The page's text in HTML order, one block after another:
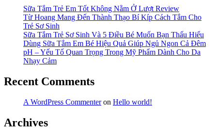
Sữa Tắm Trẻ Em Tốt Không Nằm Ở Lượt Review
Từ Hoang Mang Đến Thành Thạo Bí Kíp Cách Tắm Cho
Trẻ Sơ Sinh
Sữa Tắm Trẻ Sơ Sinh Và 5 Điều Bé Muốn Bạn Thấu Hiểu
Dùng Sữa Tắm Em Bé Hiệu Quả Giúp Ngủ Ngon Cả Đêm
pH – Yếu Tố Quan Trọng Trong Mỹ Phẩm Dành Cho Da
Nhạy Cảm
Recent Comments
A WordPress Commenteron Hello world!
Archives